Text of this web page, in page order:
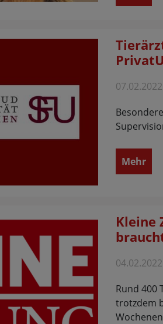
07.02.2022
Mehr
Kleine
04.02.2022
Rund 400
trotzdem